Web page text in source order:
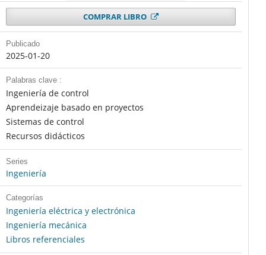
COMPRAR LIBRO
Publicado
2025-01-20
Palabras clave :
Ingeniería de control
Aprendeizaje basado en proyectos
Sistemas de control
Recursos didácticos
Series
Ingeniería
Categorías
Ingeniería eléctrica y electrónica
Ingeniería mecánica
Libros referenciales